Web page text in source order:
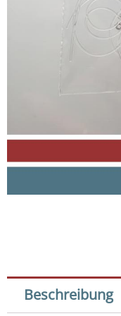
Beschreibung